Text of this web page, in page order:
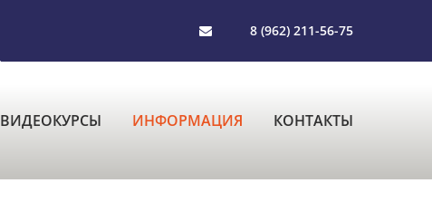
8 (962) 211-56-75
ВИДЕОКУРСЫ ИНФОРМАЦИЯ КОНТАКТЫ